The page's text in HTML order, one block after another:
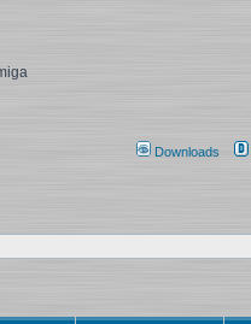
Downloads